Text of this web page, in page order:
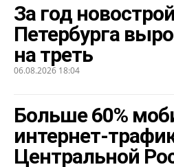
За год
Петербурга
на треть
06.08.2026 18:04
Больше 60%
интернет-
Центральной